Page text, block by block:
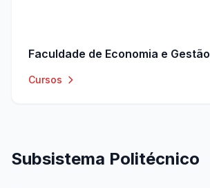
Faculdade de Economia e Gestão
Cursos
Subsistema Politécnico